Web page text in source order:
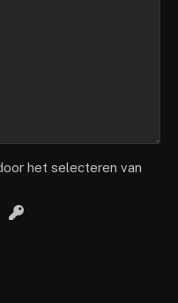
het selecteren van